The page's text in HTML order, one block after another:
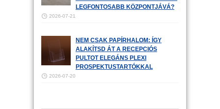
LEGFONTOSABB KÖZPONTJÁVÁ?
2026-07-21
NEM CSAK PAPÍRHALOM: ÍGY
ALAKÍTSD ÁT A RECEPCIÓS
PULTOT ELEGÁNS PLEXI
PROSPEKTUSTARTÓKKAL
2026-07-20